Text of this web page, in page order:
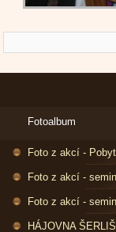
Fotoalbum
Foto z akcí -
Foto z akcí -
Foto z akcí -
HÁJOVNA